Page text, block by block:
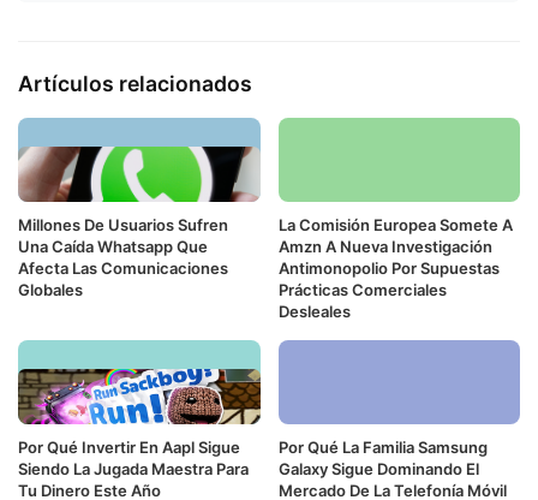
Artículos relacionados
Millones De Usuarios Sufren
Una Caída Whatsapp Que
Afecta Las Comunicaciones
Globales
La Comisión Europea Somete A
Amzn A Nueva Investigación
Antimonopolio Por Supuestas
Prácticas Comerciales
Desleales
Por Qué Invertir En Aapl Sigue
Siendo La Jugada Maestra Para
Tu Dinero Este Año
Por Qué La Familia Samsung
Galaxy Sigue Dominando El
Mercado De La Telefonía Móvil